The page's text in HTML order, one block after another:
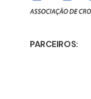
PARCEIROS: